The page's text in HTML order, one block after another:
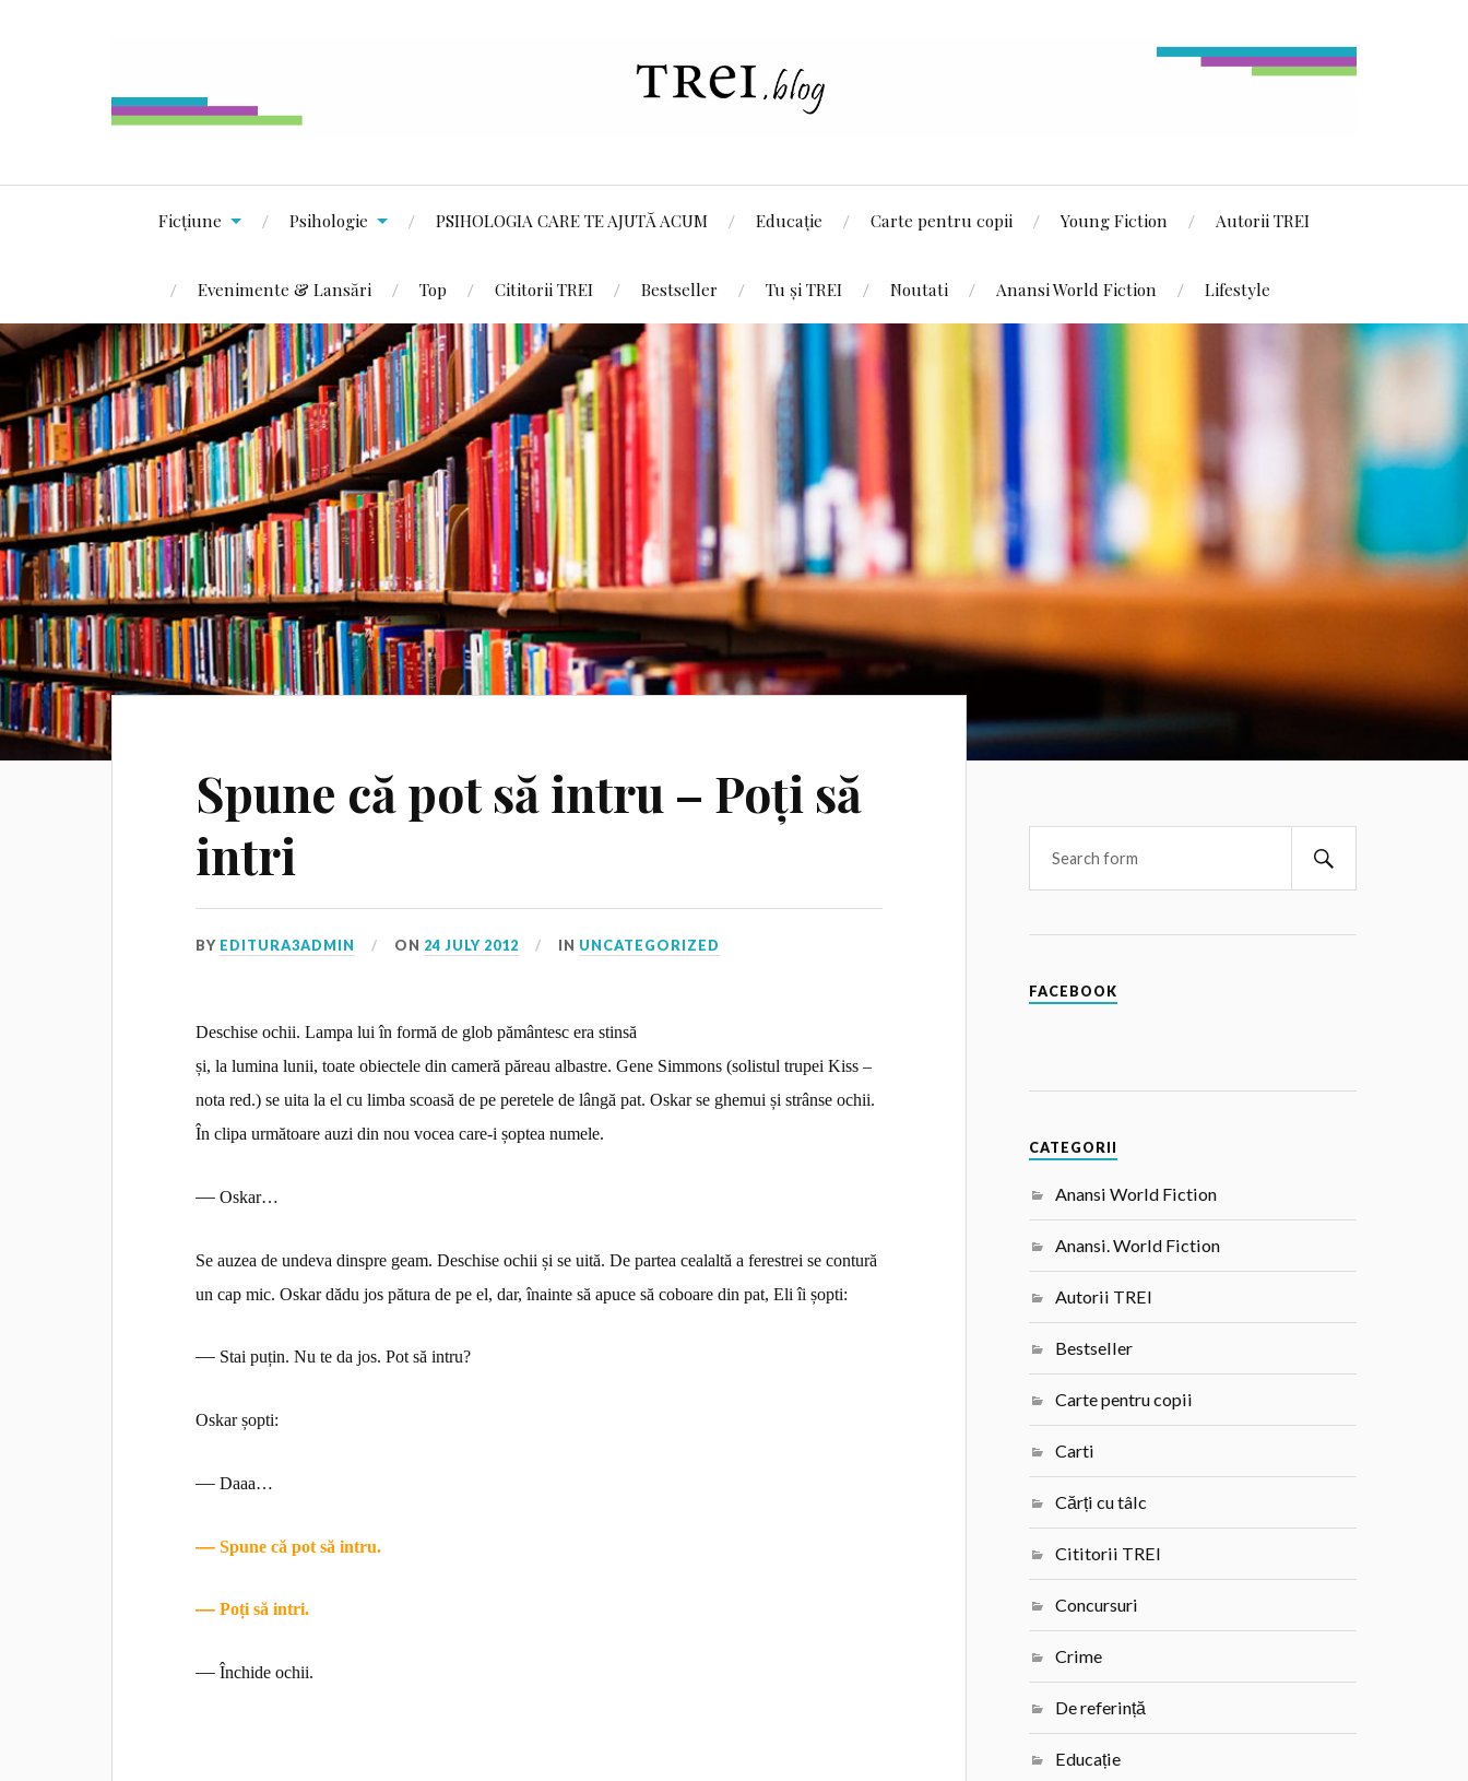
Ficțiune Psihologie PSIHOLOGIA CARE TE AJUTĂ ACUM Educație Carte pentru copii Young Fiction Autorii TREI
Evenimente & Lansări Top Cititorii TREI Bestseller Tu și TREI Noutati Anansi World Fiction Lifestyle
Spune că pot să intru – Poți să
intri
BY EDITURA3ADMIN ON 24 JULY 2012 IN UNCATEGORIZED
Deschise ochii. Lampa lui în formă de glob pământesc era stinsă
și, la lumina lunii, toate obiectele din cameră păreau albastre. Gene Simmons (solistul trupei Kiss –
nota red.) se uita la el cu limba scoasă de pe peretele de lângă pat. Oskar se ghemui și strânse ochii.
În clipa următoare auzi din nou vocea care-i șoptea numele.
—Oskar…
Se auzea de undeva dinspre geam. Deschise ochii și se uită. De partea cealaltă a ferestrei se contură
un cap mic. Oskar dădu jos pătura de pe el, dar, înainte să apuce să coboare din pat, Eli îi șopti:
— Stai puțin. Nu te da jos. Pot să intru?
Oskar șopti:
—Daaa…
—Spune că pot să intru.
—Poți să intri.
—Închide ochii.
FACEBOOK
CATEGORII
Anansi World Fiction
Anansi. World Fiction
Autorii TREI
Bestseller
Carte pentru copii
Carti
Cărți cu tâlc
Cititorii TREI
Concursuri
Crime
De referință
Educație